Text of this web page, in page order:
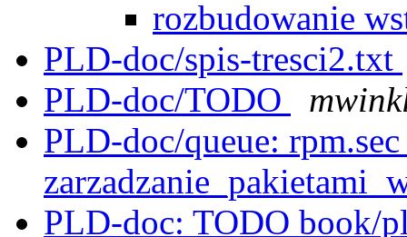
rozbudowanie
PLD-doc/spis-tresci2.txt
PLD-doc/TODO
PLD-doc/queue:
PLD-doc: TODO book/